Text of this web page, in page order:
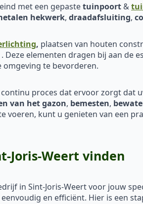
met een gepastetuinpoort &
hekwerk, draadafsluiting,
, plaatsen van houten
. Deze elementen dragen bij aan de
omgeving te bevorderen.
continu proces dat ervoor zorgt dat
van hetgazon, bemesten,
voeren, kunt u genieten van een
Joris-Weert vinden
in Sint-Joris-Weert voor jouw
en efficiënt. Hier is een